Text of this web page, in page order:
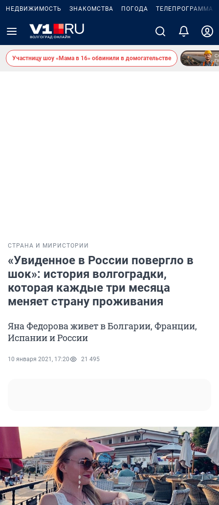
НЕДВИЖИМОСТЬ ЗНАКОМСТВА ПОГОДА ТЕЛЕПРОГРАММА
Участницу шоу «Мама в 16» обвинили в домогательстве
СТРАНА И МИР ИСТОРИИ
«Увиденное в России повергло в
шок»: история волгоградки,
которая каждые три месяца
меняет страну проживания
Яна Федорова живет в Болгарии, Франции,
Испании и России
10 января 2021, 17:20 21 495